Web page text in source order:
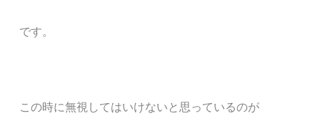
です。
この時に無視してはいけないと思っているのが